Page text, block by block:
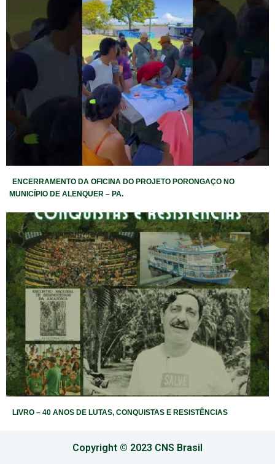
ENCERRAMENTO DA OFICINA DO PROJETO PORONGAÇO NO
MUNICÍPIO DE ALENQUER – PA.
LIVRO – 40 ANOS DE LUTAS, CONQUISTAS E RESISTÊNCIAS
Copyright © 2023 CNS Brasil